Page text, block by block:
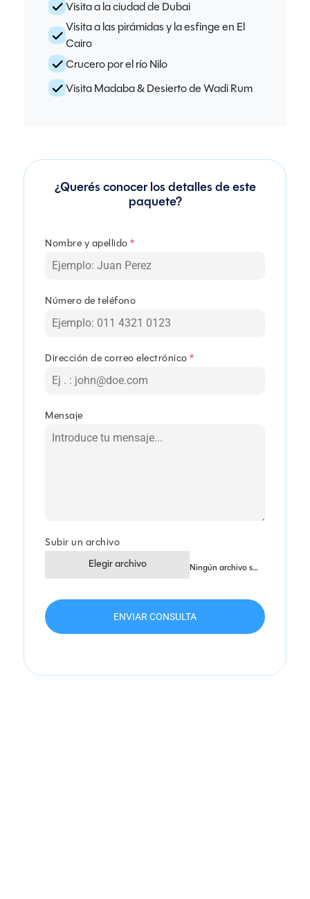
Visita a la ciudad de Dubai
Visita a las pirámidas y la esfinge en El
Cairo
Crucero por el río Nilo
Visita Madaba & Desierto de Wadi Rum
¿Querés conocer los detalles de este
paquete?
Nombre y apellido*
Número de teléfono
Dirección de correo electrónico*
Mensaje
Subir un archivo
Elegir archivo Ningún archivo seleccionado
ENVIAR CONSULTA